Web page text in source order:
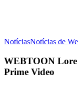
NotíciasNotícias de
WEBTOON Lore
Prime Video